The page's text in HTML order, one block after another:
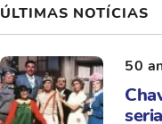
ÚLTIMAS NOTÍCIAS
50